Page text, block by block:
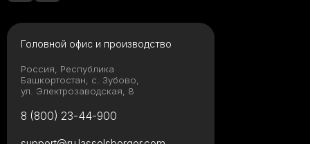
Головной офис и производство
Россия, Республика
Башкортостан, с. Зубово,
ул. Электрозаводская, 8
8 (800) 23-44-900